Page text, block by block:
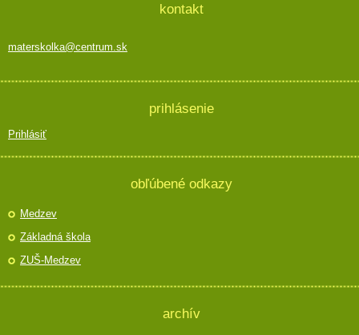
kontakt
materskolka@centrum.sk
prihlásenie
Prihlásiť
obľúbené odkazy
Medzev
Základná škola
ZUŠ-Medzev
archív